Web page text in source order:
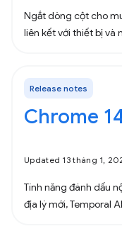
Ngắt dòng cột cho
liên kết với thiết bị và
Release notes
Chrome
Updated 13 tháng 1,
Tính năng đánh dấu
địa lý mới, Temporal